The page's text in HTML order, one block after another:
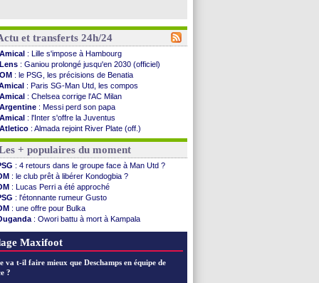
et transferts 24h/24
Amical : Lille s'impose à Hambourg
Lens : Ganiou prolongé jusqu'en 2030 (officiel)
OM : le PSG, les précisions de Benatia
: Paris SG-Man Utd, les compos
Amical : Chelsea corrige l'AC Milan
Argentine : Messi perd son papa
Amical : l'Inter s'offre la Juventus
Atletico : Almada rejoint River Plate (off.)
Monaco: Camara a la cote en Angleterre
Amical : encore une défaite pour Strasbourg
OM: la piste Goore en attaque
PSG : ça négocie avec le Barça pour Torres
Amical: Rennes s'incline contre Brentford
Arsenal: c'est signé pour Guimaraes (officiel)
Amical: Le Mans concède un nul
Real: Mourinho durcit les règles
Amical: Toulouse s'incline lourdement
Newcastle: Guimarães, le club se défend
: une deuxième offre pour Suzuki
PSG
+ populaires du moment
: 4 retours dans le groupe face à Man Utd ?
: le club prêt à libérer Kondogbia ?
: Lucas Perri a été approché
: l'étonnante rumeur Gusto
: une offre pour Bulka
: Owori battu à mort à Kampala
: Liverpool va proposer 115 M€ pour Barcola
Maxifoot
va t-il faire mieux que Deschamps en équipe de
?